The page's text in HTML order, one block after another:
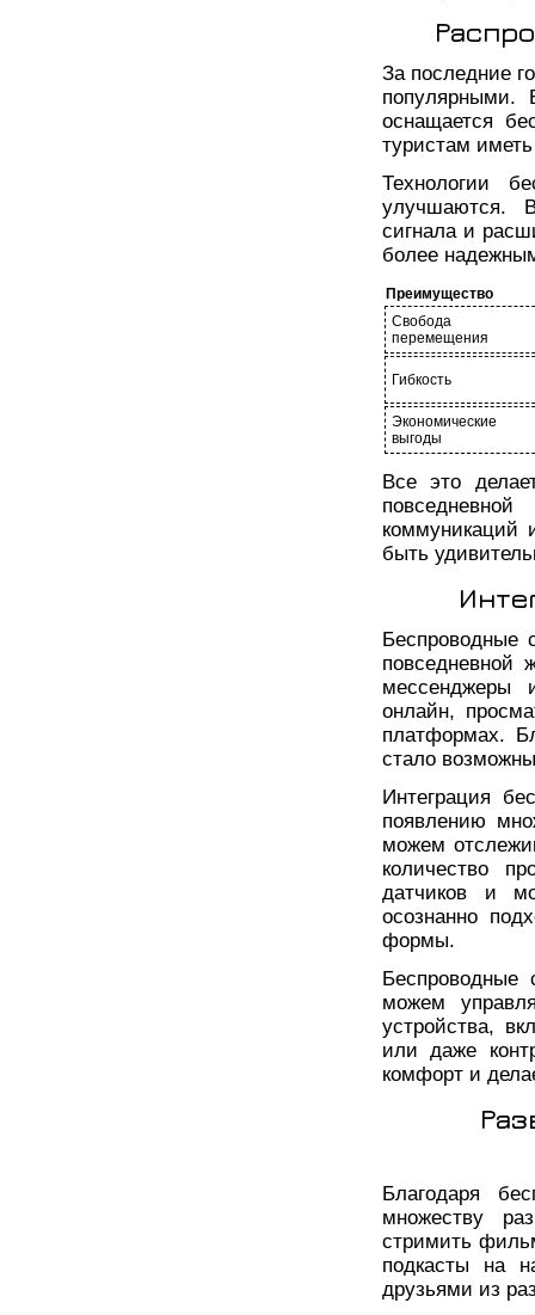
За последние
популярными.
оснащается
туристам
Технологии
улучшаются.
сигнала и
более
Преимущество
Свобода
перемещения
Гибкость
Экономические
выгоды
Все это
коммуникаций
быть
Беспроводные
мессенджеры
онлайн,
платформах.
стало
Интеграция
появлению
можем
количество
датчиков и
осознанно
формы.
можем
устройства,
или даже
комфорт и
Благодаря
множеству
стримить
подкасты на
друзьями из